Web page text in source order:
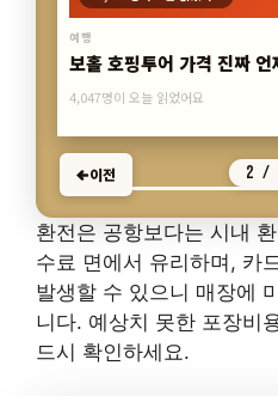
4,047명이 오늘 읽었어요
이전 2 /
환전은 공항보다는 시내
수료 면에서 유리하며, 카
발생할 수 있으니 매장에
니다. 예상치 못한 포장비
드시 확인하세요.